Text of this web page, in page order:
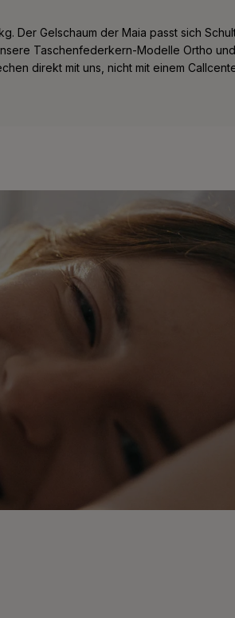
Der Gelschaum der Maia passt sich
Taschenfederkern-Modelle Ortho und
direkt mit uns, nicht mit einem